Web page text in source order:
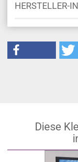
HERSTELLER-
Diese